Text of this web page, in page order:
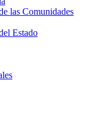
las Comunidades
Estado